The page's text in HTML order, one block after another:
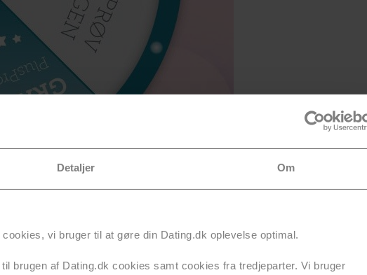
Detaljer Om
vi bruger til at gøre din Dating.dk oplevelse optimal.
brugen af Dating.dk cookies samt cookies fra tredjeparter. Vi bruger
frem til den 30. september ❤️